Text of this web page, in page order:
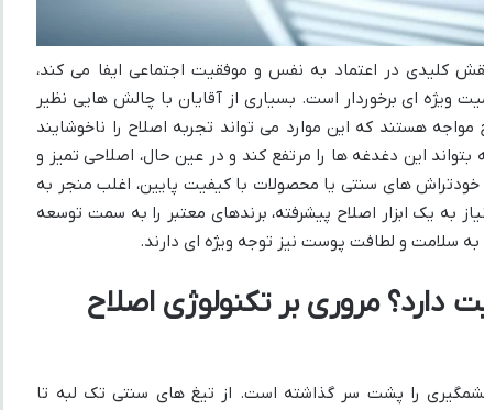
کلیدی در اعتماد به نفس و موفقیت اجتماعی ایفا می کند،
ویژه ای برخوردار است. بسیاری از آقایان با چالش هایی نظیر
هستند که این موارد می تواند تجربه اصلاح را ناخوشایند
این دغدغه ها را مرتفع کند و در عین حال، اصلاحی تمیز و
خودتراش های سنتی یا محصولات با کیفیت پایین، اغلب منجر به
به یک ابزار اصلاح پیشرفته، برندهای معتبر را به سمت توسعه
سلامت و لطافت پوست نیز توجه ویژه ای دارند.
مروری بر تکنولوژی اصلاح
را پشت سر گذاشته است. از تیغ های سنتی تک لبه تا